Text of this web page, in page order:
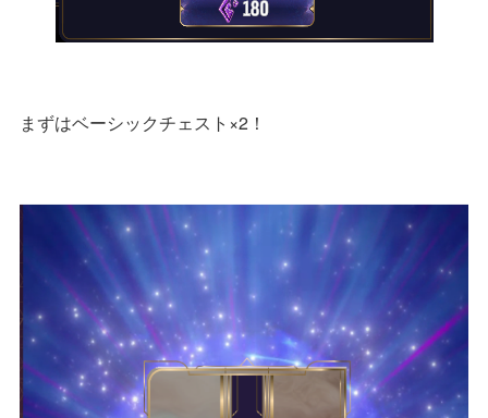
まずはベーシックチェスト×2！